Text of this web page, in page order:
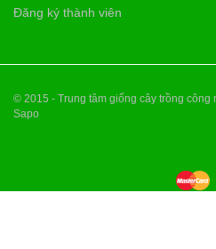
Đăng ký thành viên
© 2015 - Trung tâm giống cây trồng công
Sapo